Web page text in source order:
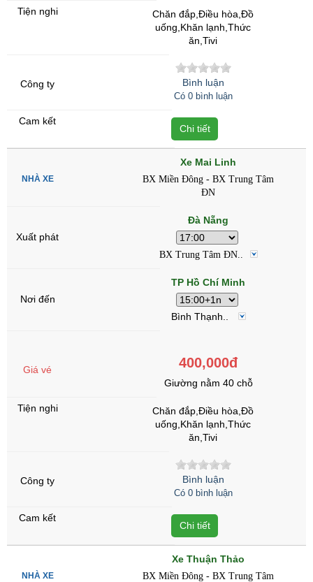
Chăn đắp,Điều hòa,Đồ
uống,Khăn lạnh,Thức
ăn,Tivi
Bình luận
Có 0 bình luận
Chi tiết
Xe Mai Linh
BX Miền Đông - BX Trung Tâm
ĐN
Đà Nẵng
BX Trung Tâm ĐN..
TP Hồ Chí Minh
Bình Thạnh..
400,000đ
Giường nằm 40 chỗ
Chăn đắp,Điều hòa,Đồ
uống,Khăn lạnh,Thức
ăn,Tivi
Bình luận
Có 0 bình luận
Chi tiết
Xe Thuận Thảo
BX Miền Đông - BX Trung Tâm